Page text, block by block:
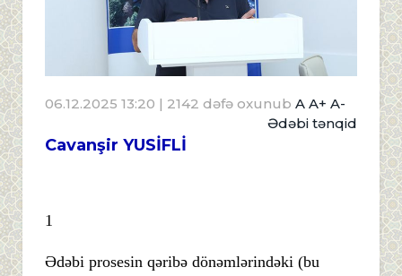
06.12.2025 13:20 | 2142 dəfə oxunub A A+ A-
Ədəbi tənqid
Cavanşir YUSİFLİ
1
Ədəbi prosesin qəribə dönəmlərindəki (bu